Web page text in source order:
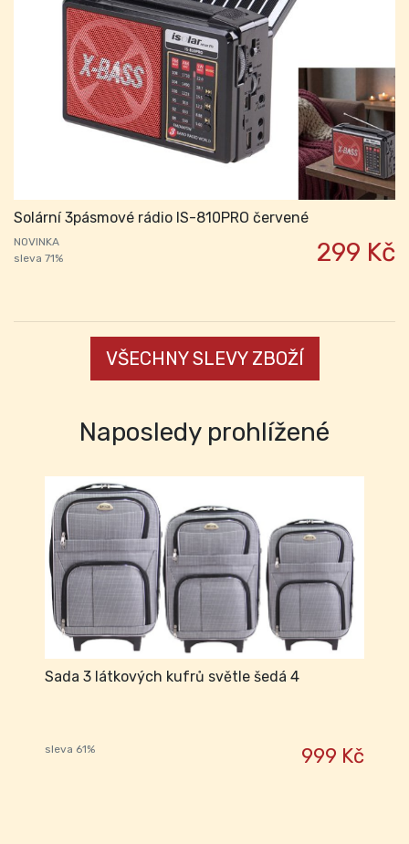
Solární 3pásmové rádio IS-810PRO červené
NOVINKA
sleva 71%
299 Kč
VŠECHNY SLEVY ZBOŽÍ
Naposledy prohlížené
Sada 3 látkových kufrů světle šedá 4
sleva 61% 999 Kč